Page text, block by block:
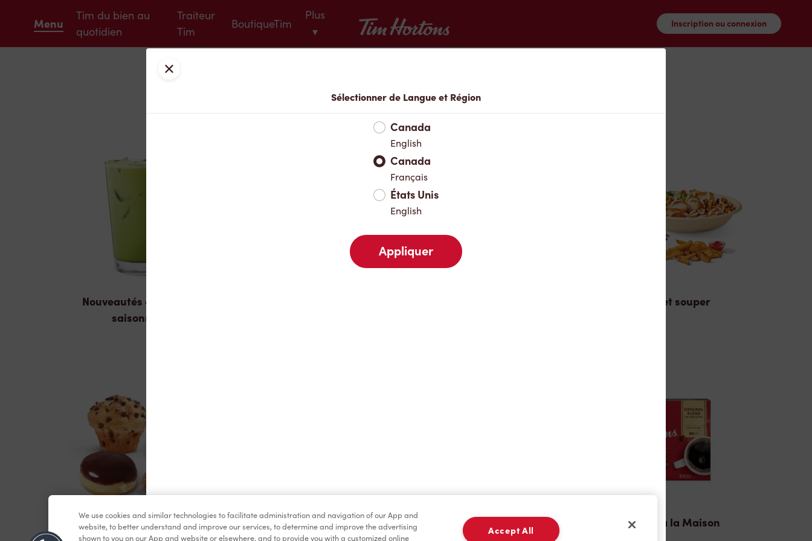
Menu
Tim du bien au
quotidien
Traiteur
Tim
BoutiqueTim
Plus
▾
Tim Hortons
Inscription ou connexion
Menu
Nouveautés et produits
saisonniers
Dîner et souper
Pâtisseries Marchandises Assaisonnement TimMD à la Maison
We use cookies and similar technologies to facilitate administration and navigation of our App and
website, to better understand and improve our services, to determine and improve the advertising
shown to you on our App and website or elsewhere, and to provide you with a customized online
Accept All
Fermer
Sélectionner de Langue et Région
Canada
English
Canada
Français
États Unis
English
Appliquer